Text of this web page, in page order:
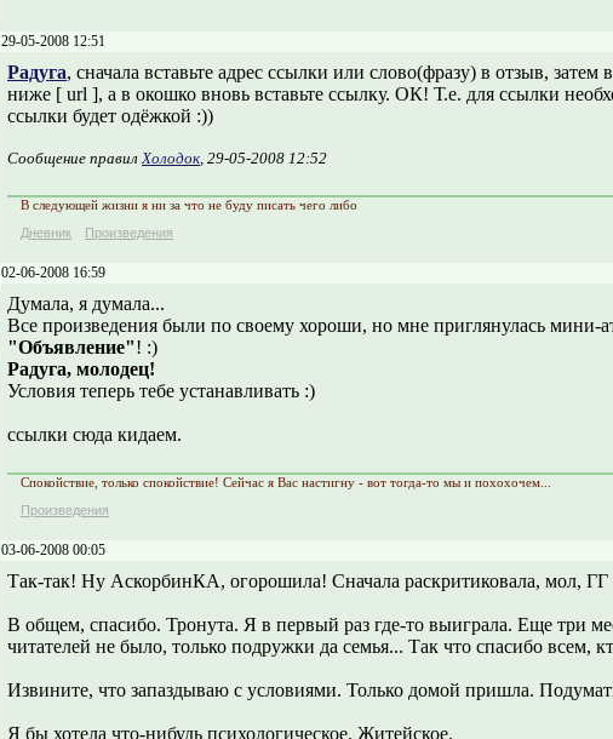
29-05-2008 12:51
Радуга, сначала вставьте адрес ссылки или слово(фразу) в отзыв,
ниже [ url ], а в окошко вновь вставьте ссылку. ОК! Т.е. для ссылки
ссылки будет одёжкой :))
Сообщение правилХолодок, 29-05-2008 12:52
В следующей жизни я ни за что не буду писать чего либо
Дневник
Произведения
02-06-2008 16:59
Думала, я думала...
Все произведения были по своему хороши, но мне приглянулась мини-
"Объявление"! :)
Радуга, молодец!
Условия теперь тебе устанавливать :)
ссылки сюда кидаем.
Спокойствие, только спокойствие! Сейчас я Вас настигну - вот тогда-то мы и похохочем...
Произведения
03-06-2008 00:05
Так-так! Ну АскорбинКА, огорошила! Сначала раскритиковала, мол, ГГ
В общем, спасибо. Тронута. Я в первый раз где-то выиграла. Еще три
читателей не было, только подружки да семья... Так что спасибо всем,
Извините, что запаздываю с условиями. Только домой пришла.
Я бы хотела что-нибудь психологическое. Житейское.